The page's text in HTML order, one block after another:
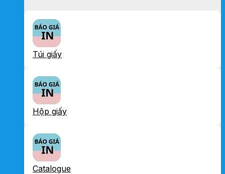
Túi giấy
Hộp giấy
Catalogue